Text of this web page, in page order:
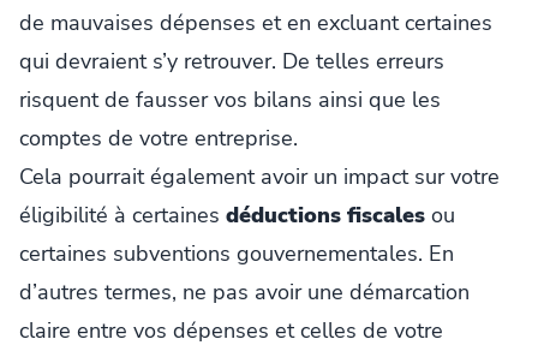
de mauvaises dépenses et en excluant certaines
qui devraient s’y retrouver. De telles erreurs
risquent de fausser vos bilans ainsi que les
comptes de votre entreprise.
Cela pourrait également avoir un impact sur votre
éligibilité à certaines déductions fiscales ou
certaines subventions gouvernementales. En
d’autres termes, ne pas avoir une démarcation
claire entre vos dépenses et celles de votre